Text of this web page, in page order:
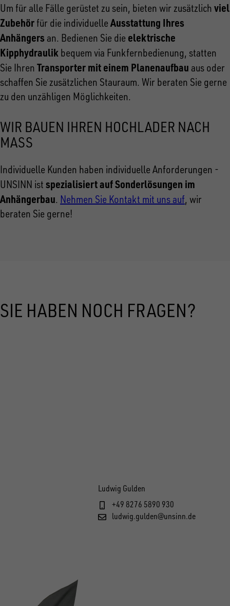
Um für alle Fälle gerüstet zu sein, bieten wir zusätzlich viel
Zubehör für die individuelle Ausstattung Ihres
Anhängers an. Bedienen Sie die elektrische
Kipphydraulik bequem via Funkfernbedienung, statten
Sie Ihren Transporter mit einem Planenaufbau aus oder
schaffen Sie zusätzlichen Stauraum. Wir beraten Sie gerne
zu den unzähligen Möglichkeiten.
WIR BAUEN IHREN HOCHLADER NACH
MASS
Individuelle Kunden haben individuelle Anforderungen -
UNSINN ist spezialisiert auf Sonderlösungen im
Anhängerbau. Nehmen Sie Kontakt mit uns auf, wir
beraten Sie gerne!
SIE HABEN NOCH FRAGEN?
Ludwig Gulden
+49 8276 5890 930
ludwig.gulden@unsinn.de